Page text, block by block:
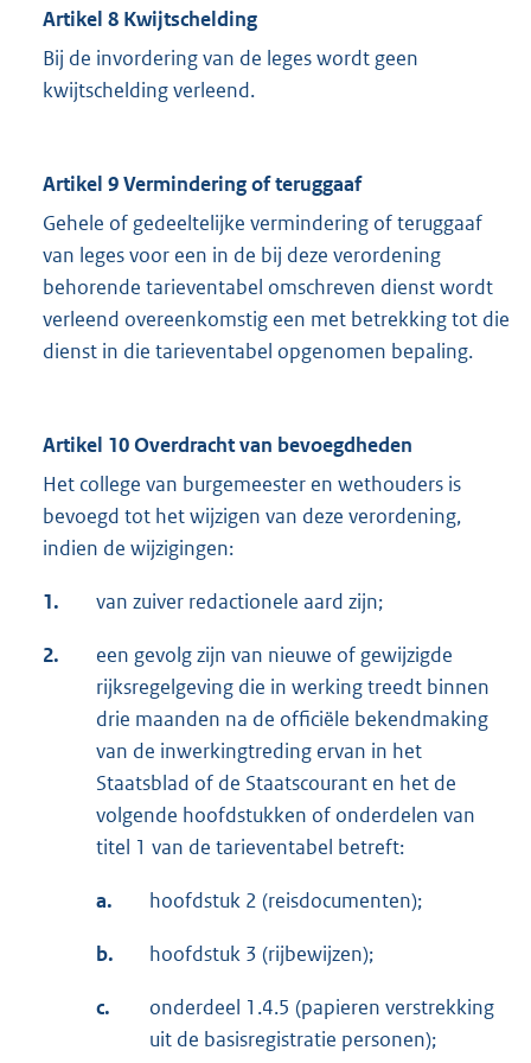
Artikel 8 Kwijtschelding
Bij de invordering van de leges wordt geen
kwijtschelding verleend.
Artikel 9 Vermindering of teruggaaf
Gehele of gedeeltelijke vermindering of teruggaaf
van leges voor een in de bij deze verordening
behorende tarieventabel omschreven dienst wordt
verleend overeenkomstig een met betrekking tot die
dienst in die tarieventabel opgenomen bepaling.
Artikel 10 Overdracht van bevoegdheden
Het college van burgemeester en wethouders is
bevoegd tot het wijzigen van deze verordening,
indien de wijzigingen:
1. van zuiver redactionele aard zijn;
2.
een gevolg zijn van nieuwe of gewijzigde
rijksregelgeving die in werking treedt binnen
drie maanden na de officiële bekendmaking
van de inwerkingtreding ervan in het
Staatsblad of de Staatscourant en het de
volgende hoofdstukken of onderdelen van
titel 1 van de tarieventabel betreft:
a. hoofdstuk 2 (reisdocumenten);
b. hoofdstuk 3 (rijbewijzen);
c.
onderdeel 1.4.5 (papieren verstrekking
uit de basisregistratie personen);